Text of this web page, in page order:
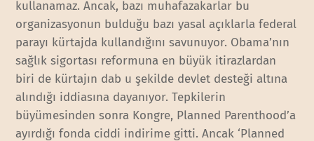
kullanamaz. Ancak, bazı muhafazakarlar bu
organizasyonun bulduğu bazı yasal açıklarla federal
parayı kürtajda kullandığını savunuyor. Obama’nın
sağlık sigortası reformuna en büyük itirazlardan
biri de kürtajın dab u şekilde devlet desteği altına
alındığı iddiasına dayanıyor. Tepkilerin
büyümesinden sonra Kongre, Planned Parenthood’a
ayırdığı fonda ciddi indirime gitti. Ancak ‘Planned